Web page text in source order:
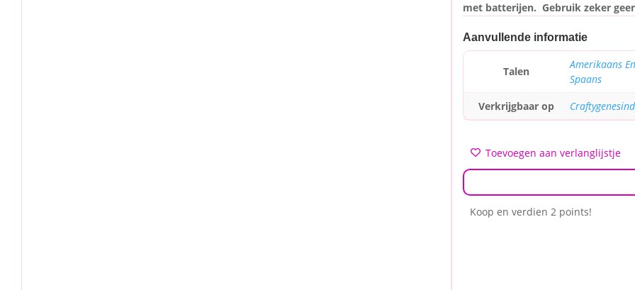
met batterijen. Gebruik zeker
Aanvullende informatie
Talen
Amerikaans
Spaans
Verkrijgbaar op
Toevoegen aan verlanglijstje
Koop en verdien 2 points!